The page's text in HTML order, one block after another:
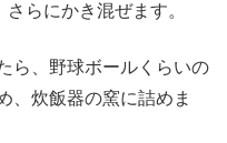
らにかき混ぜます。
ら、野球ボールくらいの
、炊飯器の窯に詰めま